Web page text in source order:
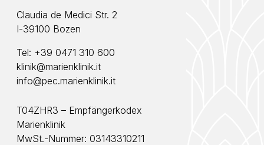
Claudia de Medici Str. 2
I-39100 Bozen
Tel: +39 0471 310 600
klinik@marienklinik.it
info@pec.marienklinik.it
T04ZHR3 – Empfängerkodex
Marienklinik
MwSt.-Nummer: 03143310211